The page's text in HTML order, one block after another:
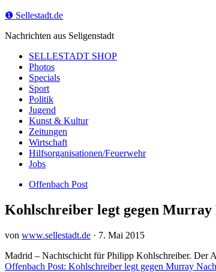
❶ Sellestadt.de
Nachrichten aus Seligenstadt
SELLESTADT SHOP
Photos
Specials
Sport
Politik
Jugend
Kunst & Kultur
Zeitungen
Wirtschaft
Hilfsorganisationen/Feuerwehr
Jobs
Offenbach Post
Kohlschreiber legt gegen Murray
von www.sellestadt.de · 7. Mai 2015
Madrid – Nachtschicht für Philipp Kohlschreiber. Der
Offenbach Post: Kohlschreiber legt gegen Murray